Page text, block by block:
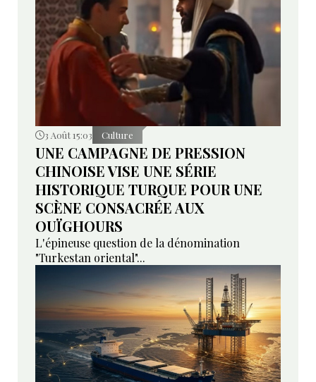
3 Août 15:03 Culture
UNE CAMPAGNE DE PRESSION
CHINOISE VISE UNE SÉRIE
HISTORIQUE TURQUE POUR UNE
SCÈNE CONSACRÉE AUX
OUÏGHOURS
L'épineuse question de la dénomination
"Turkestan oriental"...